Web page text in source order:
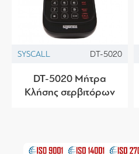
SYSCALL DT-5020
DT-5020 Μήτρα
Κλήσης σερβιτόρων